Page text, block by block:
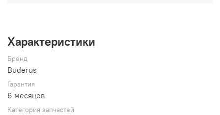
Характеристики
Бренд
Buderus
Гарантия
6 месяцев
Категория запчастей